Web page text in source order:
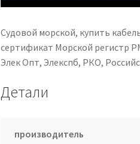
Судовой морской, купить
сертификат Морской регистр
Элек Опт, Элекспб, РКО,
Детали
производитель